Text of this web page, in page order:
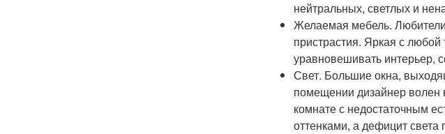
нейтральных, светлых и
Желаемая мебель.
пристрастия. Яркая с
уравновешивать интерьер,
Свет. Большие окна,
помещении дизайнер волен
комнате с недостаточным
оттенками, а дефицит